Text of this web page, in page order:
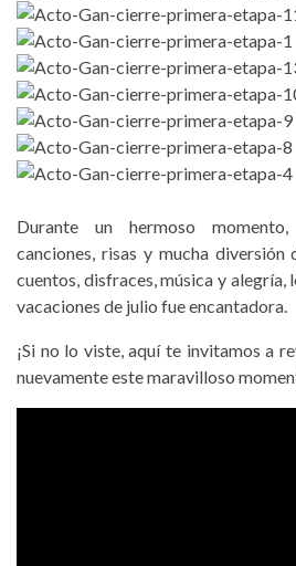
Durante un hermoso
canciones, risas y mucha diversión
cuentos, disfraces, música y alegría,
vacaciones de julio fue encantadora.
¡Si no lo viste, aquí te invitamos a
nuevamente este maravilloso